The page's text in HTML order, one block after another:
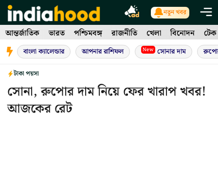
Skip
to
content
নতুন খবর
আন্তর্জাতিক ভারত পশ্চিমবঙ্গ রাজনীতি খেলা বিনোদন টেক
বাংলা ক্যালেন্ডার আপনার রাশিফল New সোনার দাম
টাকা পয়সা
সোনা, রুপোর দাম নিয়ে ফের খারাপ খবর!
আজকের রেট